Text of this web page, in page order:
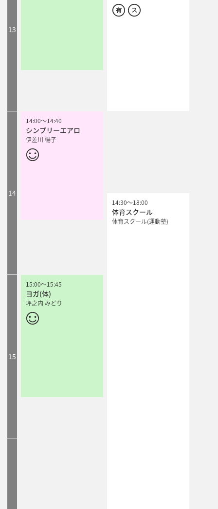
14:00～14:40
シンプリーエアロ
伊差川 暢子
14:30～18:00
体育スクール
体育スクール(運動塾)
15:00～15:45
ヨガ(体)
坪之内 みどり
14:30～18:00
体育スクール
体育スクール(運動塾)
14:30～18:00
体育スクール
体育スクール(運動塾)
14:30～18:00
体育スクール
体育スクール(運動塾)
13
14
15